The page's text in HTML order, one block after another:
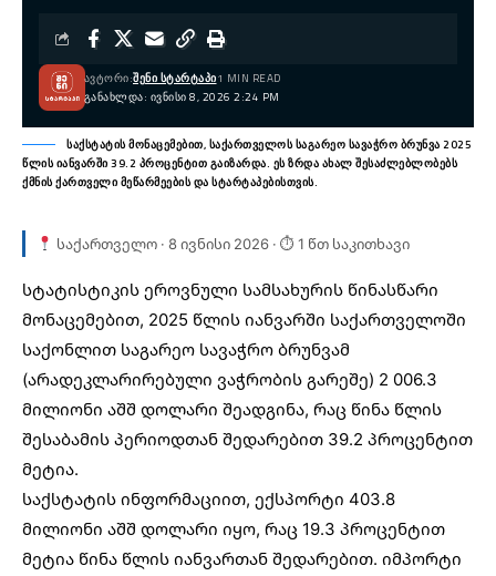
ᲒᲐᲜᲐᲮᲚᲓᲐ: ᲘᲕᲜᲘᲡᲘ 8, 2026 2:24 PM
ᲐᲕᲢᲝᲠᲘ:ᲨᲔᲜᲘ ᲡᲢᲐᲠᲢᲐᲞᲘ1 MIN READ
საქსტატის მონაცემებით, საქართველოს საგარეო სავაჭრო ბრუნვა 2025
წლის იანვარში 39.2 პროცენტით გაიზარდა. ეს ზრდა ახალ შესაძლებლობებს
ქმნის ქართველი მეწარმეების და სტარტაპებისთვის.
საქართველო · 8 ივნისი 2026 · ⏱ 1 წთ საკითხავი
სტატისტიკის ეროვნული სამსახურის წინასწარი
მონაცემებით, 2025 წლის იანვარში საქართველოში
საქონლით საგარეო სავაჭრო ბრუნვამ
(არადეკლარირებული ვაჭრობის გარეშე) 2 006.3
მილიონი აშშ დოლარი შეადგინა, რაც წინა წლის
შესაბამის პერიოდთან შედარებით 39.2 პროცენტით
მეტია.
საქსტატის ინფორმაციით, ექსპორტი 403.8
მილიონი აშშ დოლარი იყო, რაც 19.3 პროცენტით
მეტია წინა წლის იანვართან შედარებით. იმპორტი